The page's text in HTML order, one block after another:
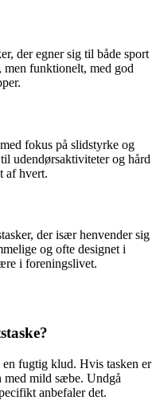
der egner sig til både sport
funktionelt, med god
fokus på slidstyrke og
udendørsaktiviteter og hård
af hvert.
der især henvender sig
og ofte designet i
i foreningslivet.
en fugtig klud. Hvis tasken er
med mild sæbe. Undgå
anbefaler det.